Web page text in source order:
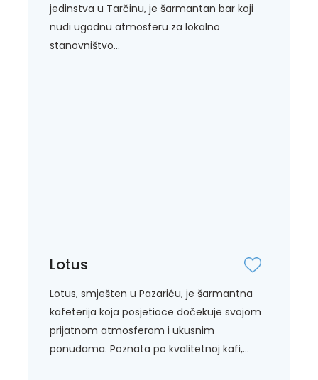
jedinstva u Tarčinu, je šarmantan bar koji
nudi ugodnu atmosferu za lokalno
stanovništvo...
Lotus
Lotus, smješten u Pazariću, je šarmantna
kafeterija koja posjetioce dočekuje svojom
prijatnom atmosferom i ukusnim
ponudama. Poznata po kvalitetnoj kafi,...